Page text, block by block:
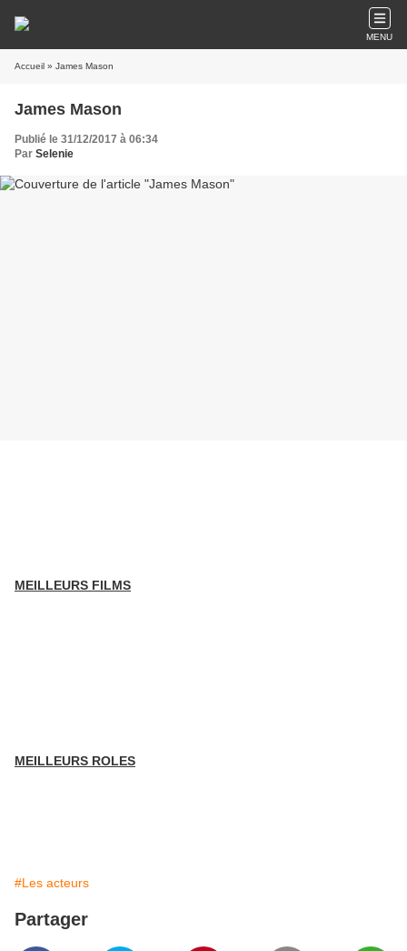
MENU
Accueil » James Mason
James Mason
Publié le 31/12/2017 à 06:34
Par Selenie
MEILLEURS FILMS
MEILLEURS ROLES
#Les acteurs
Partager